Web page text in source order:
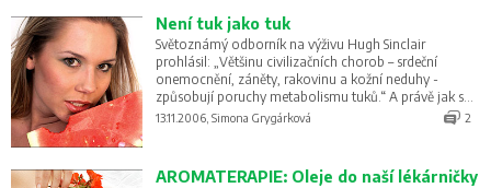
Není tuk jako tuk
Světoznámý odborník na výživu Hugh Sinclair
prohlásil: „Většinu civilizačních chorob – srdeční
onemocnění, záněty, rakovinu a kožní neduhy -
způsobují poruchy metabolismu tuků.“ A právě jak s
tímto defektem bojovat vám radí odborník na slovo
13.11.2006, Simona Grygárková 2
AROMATERAPIE: Oleje do naší lékárničky